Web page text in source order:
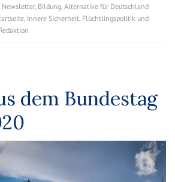
Newsletter, Bildung, Alternative für Deutschland
, Innere Sicherheit, Flüchtlingspolitik und
Redaktion
dem Bundestag